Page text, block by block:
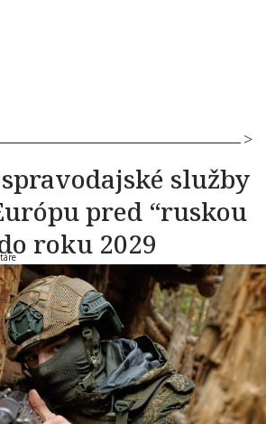
služby
pred “ruskou
roku 2029